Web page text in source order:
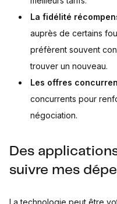
La fidélité
auprès de certains
préfèrent souvent
trouver un nouveau.
Les offres
concurrents pour
négociation.
Des
suivre mes